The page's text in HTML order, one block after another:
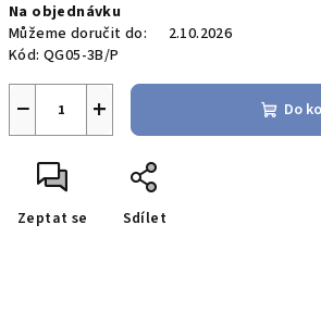
Na objednávku
Můžeme doručit do:
2.10.2026
Kód: QG05-3B/P
+
− Do
Zeptat se Sdílet